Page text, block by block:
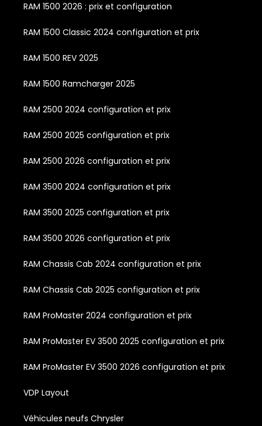
RAM 1500 2026 : prix et configuration
RAM 1500 Classic 2024 configuration et prix
RAM 1500 REV 2025
RAM 1500 Ramcharger 2025
RAM 2500 2024 configuration et prix
RAM 2500 2025 configuration et prix
RAM 2500 2026 configuration et prix
RAM 3500 2024 configuration et prix
RAM 3500 2025 configuration et prix
RAM 3500 2026 configuration et prix
RAM Chassis Cab 2024 configuration et prix
RAM Chassis Cab 2025 configuration et prix
RAM ProMaster 2024 configuration et prix
RAM ProMaster EV 3500 2025 configuration et prix
RAM ProMaster EV 3500 2026 configuration et prix
VDP Layout
Véhicules neufs Chrysler